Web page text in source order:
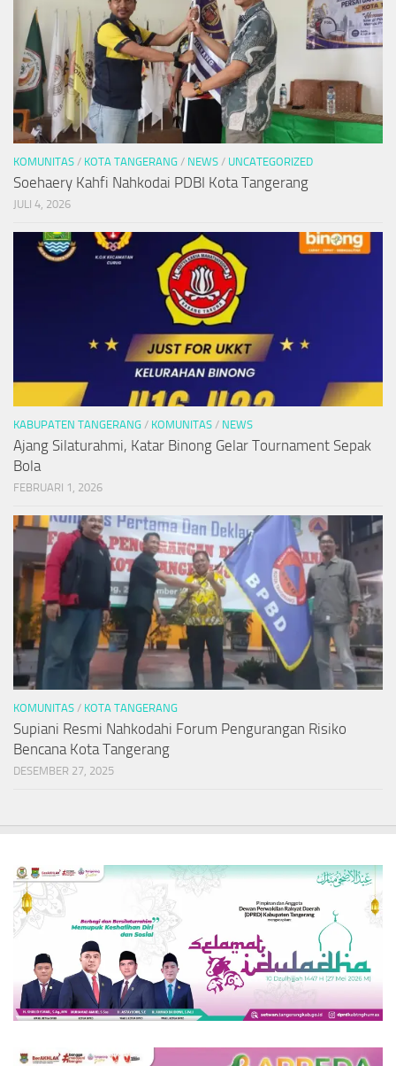
KOMUNITAS / KOTA TANGERANG / NEWS / UNCATEGORIZED
Soehaery Kahfi Nahkodai PDBI Kota Tangerang
JULI 4, 2026
KABUPATEN TANGERANG / KOMUNITAS / NEWS
Ajang Silaturahmi, Katar Binong Gelar Tournament Sepak
Bola
FEBRUARI 1, 2026
KOMUNITAS / KOTA TANGERANG
Supiani Resmi Nahkodahi Forum Pengurangan Risiko
Bencana Kota Tangerang
DESEMBER 27, 2025